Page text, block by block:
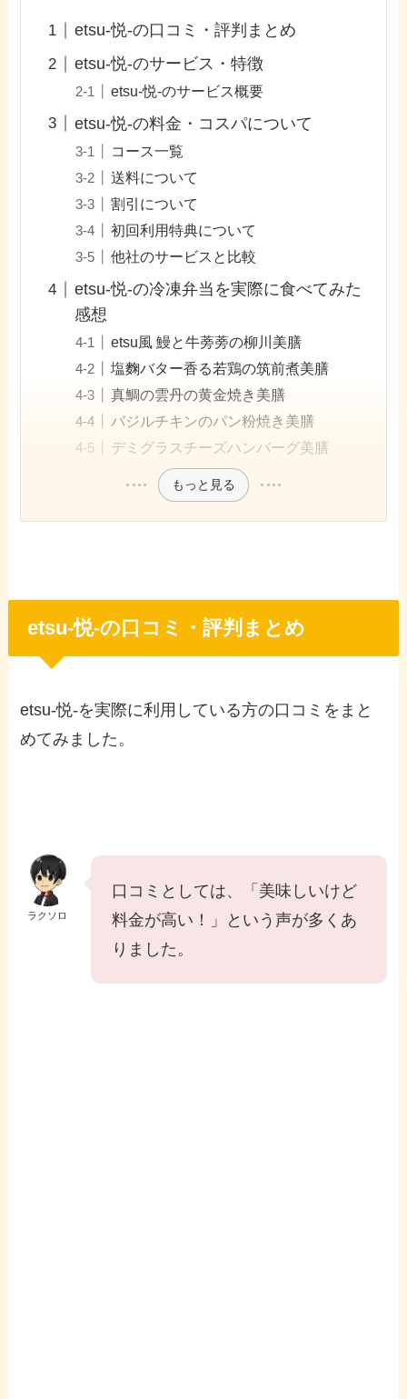
etsu-悦-の口コミ・評判まとめ
etsu-悦-のサービス・特徴
etsu-悦-のサービス概要
etsu-悦-の料金・コスパについて
コース一覧
送料について
割引について
初回利用特典について
他社のサービスと比較
etsu-悦-の冷凍弁当を実際に食べてみた
感想
etsu風 鰻と牛蒡蒡の柳川美膳
塩麴バター香る若鶏の筑前煮美膳
真鯛の雲丹の黄金焼き美膳
バジルチキンのパン粉焼き美膳
デミグラスチーズハンバーグ美膳
もっと見る
etsu-悦-の口コミ・評判まとめ
etsu-悦-を実際に利用している方の口コミをまと
めてみました。
ラクソロ
口コミとしては、「美味しいけど
料金が高い！」という声が多くあ
りました。